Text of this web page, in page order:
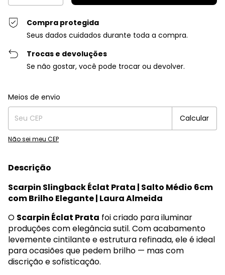
Compra protegida
Seus dados cuidados durante toda a compra.
Trocas e devoluções
Se não gostar, você pode trocar ou devolver.
Entregas para o CEP:
Meios de envio
Calcular
Não sei meu CEP
Descrição
Scarpin Slingback Éclat Prata | Salto Médio 6cm
com Brilho Elegante | Laura Almeida
O Scarpin Éclat Prata foi criado para iluminar
produções com elegância sutil. Com acabamento
levemente cintilante e estrutura refinada, ele é ideal
para ocasiões que pedem brilho — mas com
discrição e sofisticação.